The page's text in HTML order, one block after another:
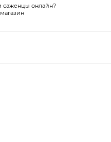
саженцы онлайн?